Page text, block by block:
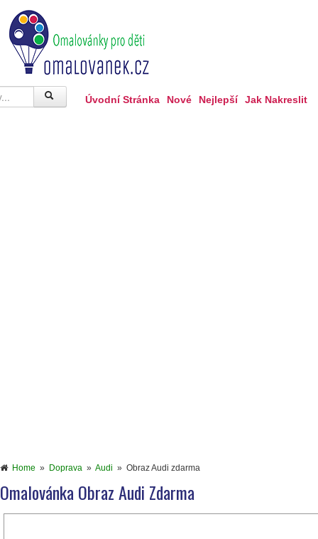
Úvodní Stránka Nové Nejlepší Jak Nakreslit
Home » Doprava » Audi » Obraz Audi zdarma
Omalovánka Obraz Audi Zdarma